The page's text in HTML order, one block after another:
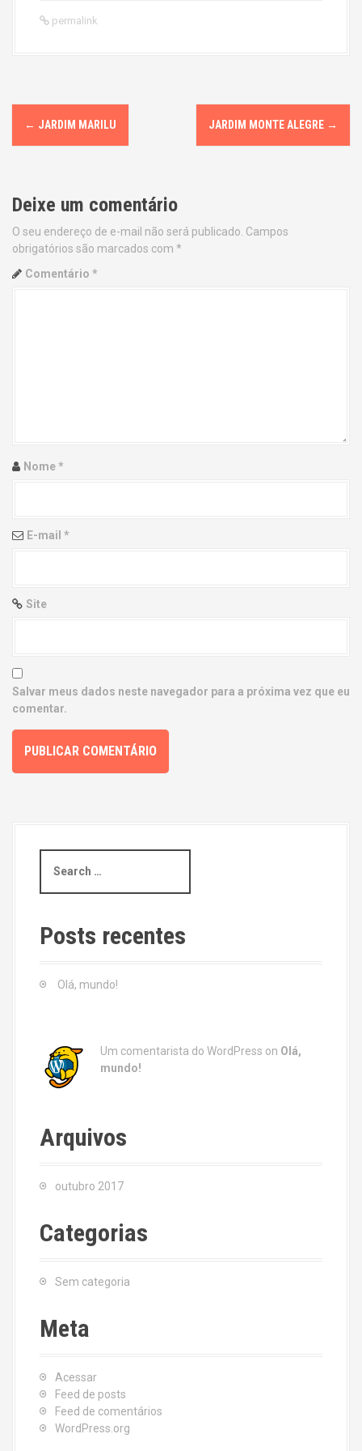
permalink
P
o
t
n
a
i
n
← JARDIM MARILU JARDIM MONTE ALEGRE →
Deixe um comentário
O seu endereço de e-mail não será publicado. Campos
obrigatórios são marcados com *
Comentário *
Nome*
E-mail *
Site
Salvar meus dados neste navegador para a próxima vez que eu
comentar.
a
c
h
Posts recentes
Olá, mundo!
Um comentarista do WordPress on Olá,
mundo!
Arquivos
outubro 2017
Categorias
Sem categoria
Meta
Acessar
Feed de posts
Feed de comentários
WordPress.org